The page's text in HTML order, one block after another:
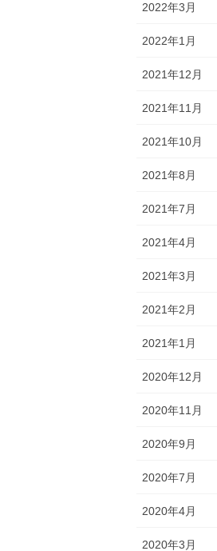
2022年3月
2022年1月
2021年12月
2021年11月
2021年10月
2021年8月
2021年7月
2021年4月
2021年3月
2021年2月
2021年1月
2020年12月
2020年11月
2020年9月
2020年7月
2020年4月
2020年3月